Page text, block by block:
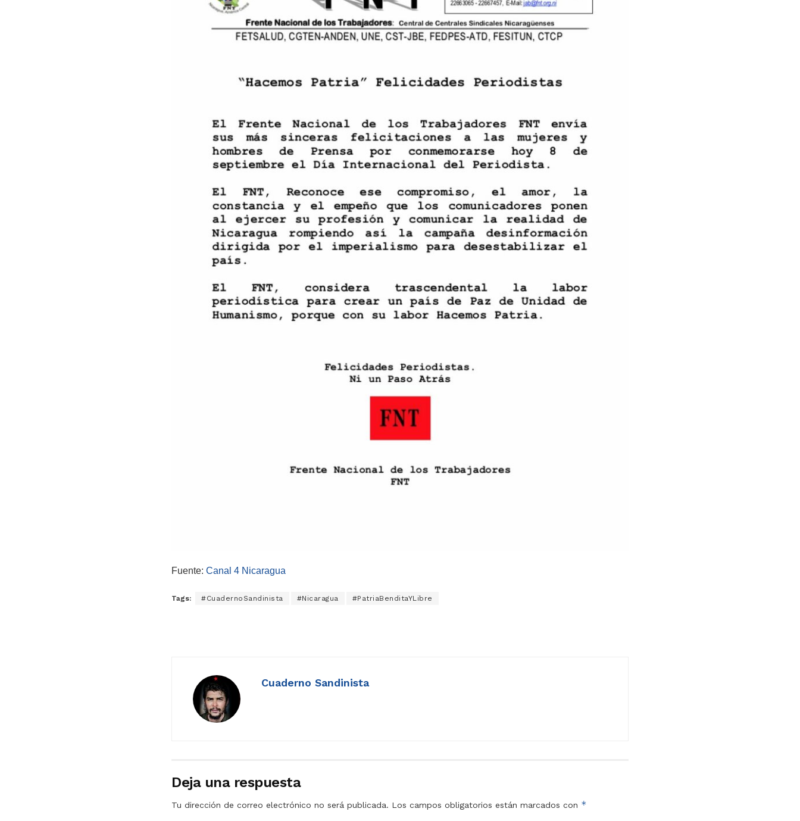
Fuente: Canal 4 Nicaragua
Tags: #CuadernoSandinista #Nicaragua #PatriaBenditaYLibre
Cuaderno Sandinista
Deja una respuesta
Tu dirección de correo electrónico no será publicada. Los campos obligatorios están marcados con *